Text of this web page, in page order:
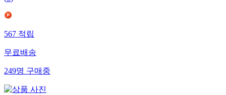
567 적립
무료배송
249명 구매중